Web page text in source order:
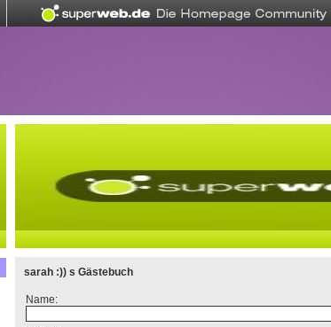
sarah :)) s Gästebuch
Name: